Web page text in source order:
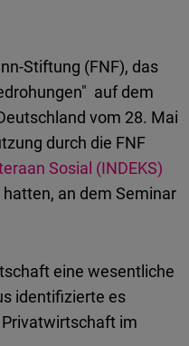
Stiftung (FNF), das
auf dem
vom 28. Mai
durch die FNF
Sosial (INDEKS)
an dem Seminar
eine wesentliche
identifizierte es
im